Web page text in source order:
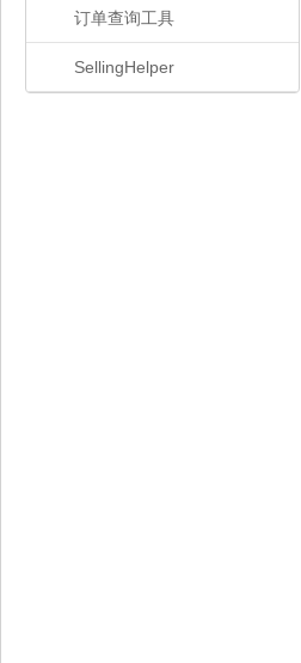
订单查询工具
SellingHelper